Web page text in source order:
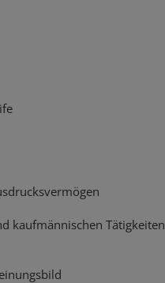
kaufmännischen Tätigkeiten